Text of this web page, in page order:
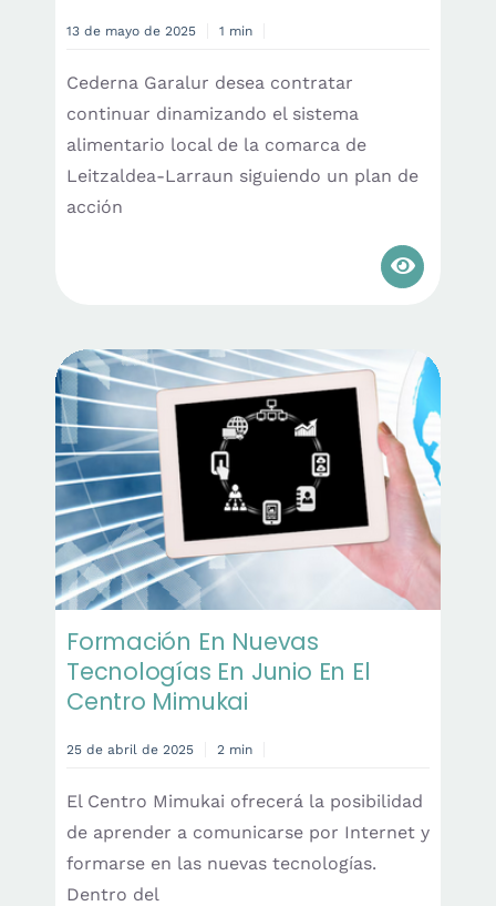
13 de mayo de 2025 1 min
Cederna Garalur desea contratar
continuar dinamizando el sistema
alimentario local de la comarca de
Leitzaldea-Larraun siguiendo un plan de
acción
Formación En Nuevas
Tecnologías En Junio En El
Centro Mimukai
25 de abril de 2025 2 min
El Centro Mimukai ofrecerá la posibilidad
de aprender a comunicarse por Internet y
formarse en las nuevas tecnologías.
Dentro del